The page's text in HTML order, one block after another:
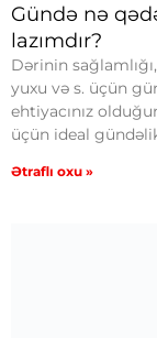
Gündə nə
lazımdır?
Dərinin
yuxu və s. üçün
ehtiyacınız
üçün ideal
Ətraflı oxu »